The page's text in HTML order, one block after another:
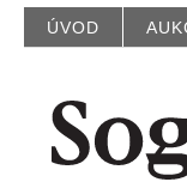
ÚVOD